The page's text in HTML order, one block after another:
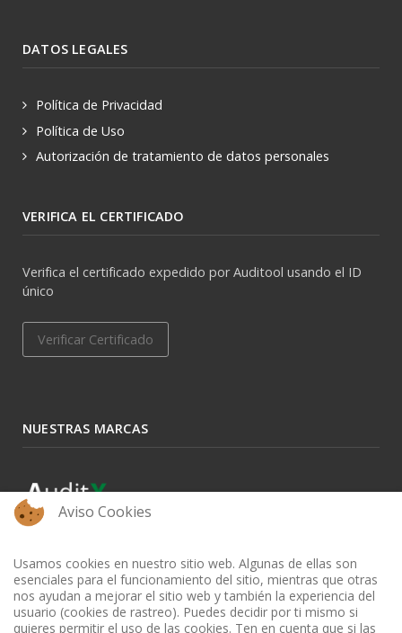
DATOS LEGALES
Política de Privacidad
Política de Uso
Autorización de tratamiento de datos personales
VERIFICA EL CERTIFICADO
Verifica el certificado expedido por Auditool usando el ID
único
Verificar Certificado
NUESTRAS MARCAS
Aviso Cookies
Usamos cookies en nuestro sitio web. Algunas de ellas son
esenciales para el funcionamiento del sitio, mientras que otras
nos ayudan a mejorar el sitio web y también la experiencia del
usuario (cookies de rastreo). Puedes decidir por ti mismo si
quieres permitir el uso de las cookies. Ten en cuenta que si las